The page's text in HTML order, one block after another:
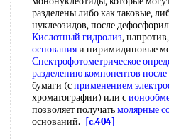
разделены либо как таковые,
нуклеозидов, после
Кислотный гидролиз,
основанияи пиримидиновые
Спектрофотометрическое
разделению компонентов
бумаги (сприменением
хроматографии) или с
позволяет получатьмолярные
оснований.
[c.404]